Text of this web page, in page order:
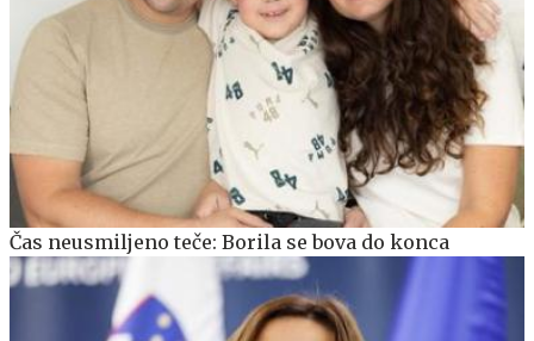
Čas neusmiljeno teče: Borila se bova do konca